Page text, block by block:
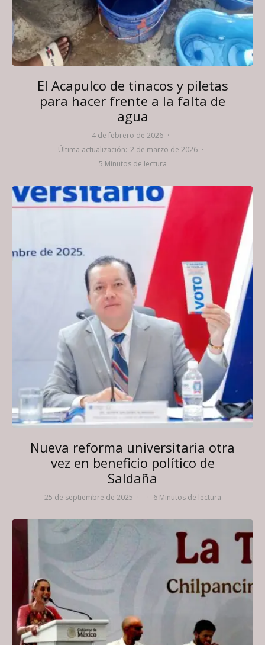
El Acapulco de tinacos y piletas
para hacer frente a la falta de
agua
4 de febrero de 2026 ·
Última actualización: 2 de marzo de 2026 ·
5 Minutos de lectura
Nueva reforma universitaria otra
vez en beneficio político de
Saldaña
25 de septiembre de 2025 · · 6 Minutos de lectura